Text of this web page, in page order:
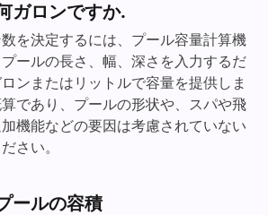
ガロンですか.
を決定するには、プール容量計算機
ールの長さ、幅、深さを入力するだ
ンまたはリットルで容量を提供しま
であり、プールの形状や、スパや飛
機能などの要因は考慮されていない
さい。
ールの容積